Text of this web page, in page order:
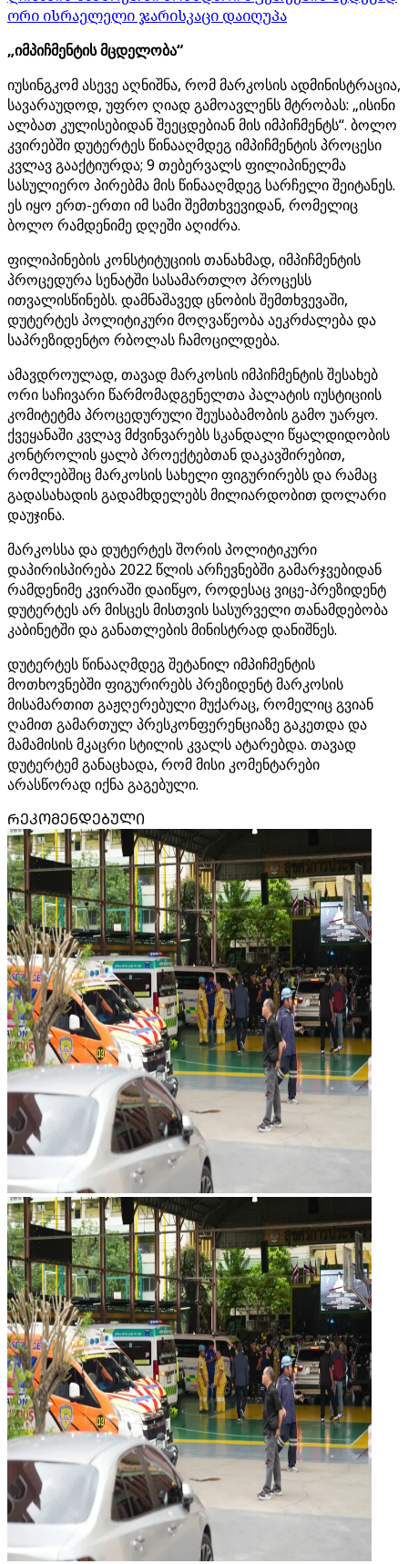
ორი ისრაელელი ჯარისკაცი დაიღუპა
„იმპიჩმენტის მცდელობა“
იუსინგკომ ასევე აღნიშნა, რომ მარკოსის ადმინისტრაცია,
სავარაუდოდ, უფრო ღიად გამოავლენს მტრობას: „ისინი
ალბათ კულისებიდან შეეცდებიან მის იმპიჩმენტს“. ბოლო
კვირებში დუტერტეს წინააღმდეგ იმპიჩმენტის პროცესი
კვლავ გააქტიურდა; 9 თებერვალს ფილიპინელმა
სასულიერო პირებმა მის წინააღმდეგ სარჩელი შეიტანეს.
ეს იყო ერთ-ერთი იმ სამი შემთხვევიდან, რომელიც
ბოლო რამდენიმე დღეში აღიძრა.
ფილიპინების კონსტიტუციის თანახმად, იმპიჩმენტის
პროცედურა სენატში სასამართლო პროცესს
ითვალისწინებს. დამნაშავედ ცნობის შემთხვევაში,
დუტერტეს პოლიტიკური მოღვაწეობა აეკრძალება და
საპრეზიდენტო რბოლას ჩამოცილდება.
ამავდროულად, თავად მარკოსის იმპიჩმენტის შესახებ
ორი საჩივარი წარმომადგენელთა პალატის იუსტიციის
კომიტეტმა პროცედურული შეუსაბამობის გამო უარყო.
ქვეყანაში კვლავ მძვინვარებს სკანდალი წყალდიდობის
კონტროლის ყალბ პროექტებთან დაკავშირებით,
რომლებშიც მარკოსის სახელი ფიგურირებს და რამაც
გადასახადის გადამხდელებს მილიარდობით დოლარი
დაუჯინა.
მარკოსსა და დუტერტეს შორის პოლიტიკური
დაპირისპირება 2022 წლის არჩევნებში გამარჯვებიდან
რამდენიმე კვირაში დაიწყო, როდესაც ვიცე-პრეზიდენტ
დუტერტეს არ მისცეს მისთვის სასურველი თანამდებობა
კაბინეტში და განათლების მინისტრად დანიშნეს.
დუტერტეს წინააღმდეგ შეტანილ იმპიჩმენტის
მოთხოვნებში ფიგურირებს პრეზიდენტ მარკოსის
მისამართით გაჟღერებული მუქარაც, რომელიც გვიან
ღამით გამართულ პრესკონფერენციაზე გაკეთდა და
მამამისის მკაცრი სტილის კვალს ატარებდა. თავად
დუტერტემ განაცხადა, რომ მისი კომენტარები
არასწორად იქნა გაგებული.
ᲠᲔᲙᲝᲛᲔᲜᲓᲔᲑᲣᲚᲘ